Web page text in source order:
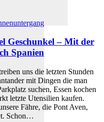
Geschunkel – Mit der
Spanien
uns die letzten Stunden
mit Dingen die man
suchen, Essen kochen
letzte Utensilien kaufen.
Fähre, die Pont Aven,
Schon…